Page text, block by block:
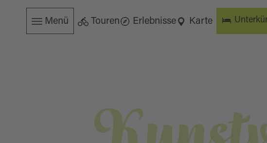
Menü Touren Erlebnisse Karte